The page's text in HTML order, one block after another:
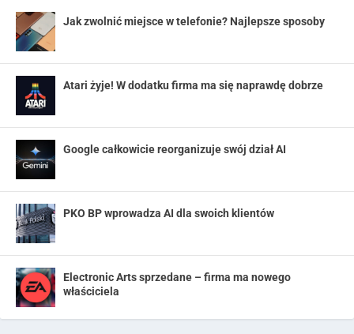
Jak zwolnić miejsce w telefonie? Najlepsze sposoby
Atari żyje! W dodatku firma ma się naprawdę dobrze
Google całkowicie reorganizuje swój dział AI
PKO BP wprowadza AI dla swoich klientów
Electronic Arts sprzedane – firma ma nowego
właściciela